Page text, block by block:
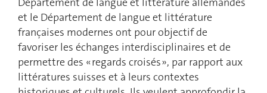
et le Département de langue et littérature
françaises modernes ont pour objectif de
favoriser les échanges interdisciplinaires et de
permettre des « regards croisés », par rapport aux
littératures suisses et à leurs contextes